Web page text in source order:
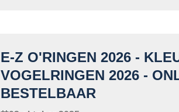
E-Z O'RINGEN 2026 -
VOGELRINGEN 2026 -
BESTELBAAR